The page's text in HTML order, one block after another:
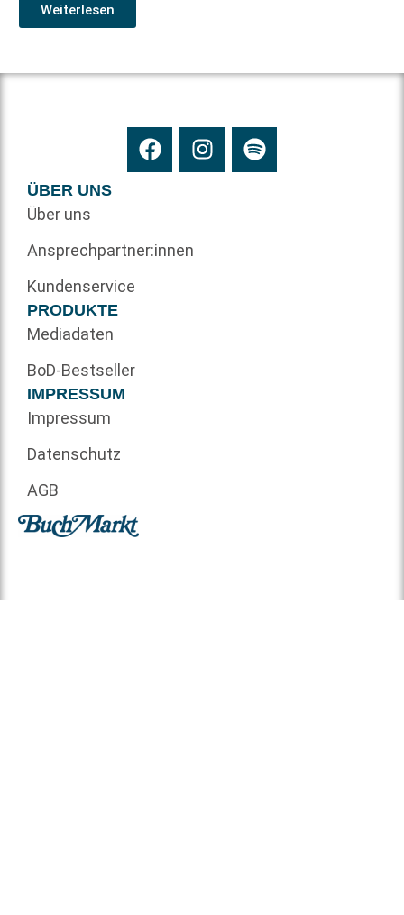
Weiterlesen
ÜBER UNS
Über uns
Ansprechpartner:innen
Kundenservice
PRODUKTE
Mediadaten
BoD-Bestseller
IMPRESSUM
Impressum
Datenschutz
AGB